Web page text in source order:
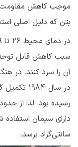
موجب کاهش مقاومت
بتن که دلیل اصلی
سبب کاهش قابل
آن را سرد کنند. در
سانتی‌گراد برسد.